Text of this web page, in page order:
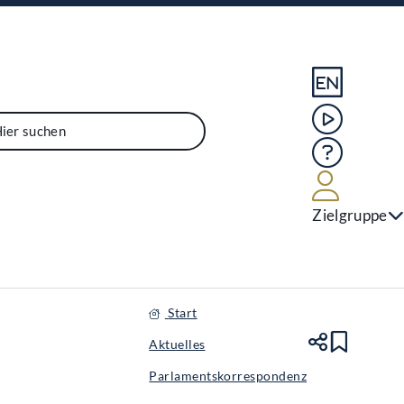
Sprache
Mediathek
Hilfe
Zielgruppe
Start
Aktuelles
Parlamentskorrespondenz